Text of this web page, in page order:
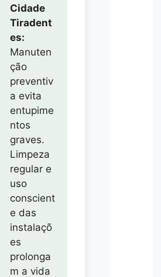
Cidade
Tiradent
es:
Manuten
ção
preventiv
a evita
entupime
ntos
graves.
Limpeza
regular e
uso
conscient
e das
instalaçõ
es
prolonga
m a vida